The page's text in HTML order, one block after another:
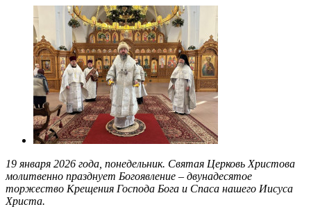
19 января 2026 года, понедельник. Святая Церковь Христова
молитвенно празднует Богоявление – двунадесятое
торжество Крещения Господа Бога и Спаса нашего Иисуса
Христа.